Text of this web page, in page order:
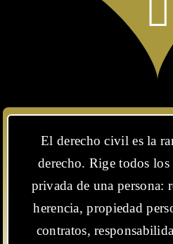
El derecho civil es la
derecho. Rige todos los
privada de una persona:
herencia, propiedad
contratos,